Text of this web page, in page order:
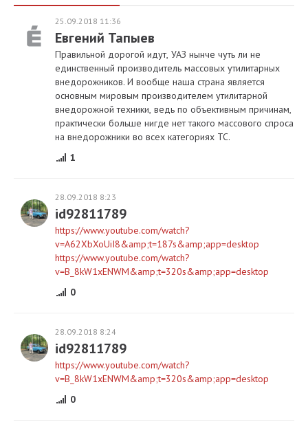
25.09.2018 11:36
Евгений Тапыев
Правильной дорогой идут, УАЗ нынче чуть ли не
единственный производитель массовых утилитарных
внедорожников. И вообще наша страна является
основным мировым производителем утилитарной
внедорожной техники, ведь по объективным причинам,
практически больше нигде нет такого массового спроса
на внедорожники во всех категориях ТС.
1
28.09.2018 8:23
id92811789
https://www.youtube.com/watch?
v=A62XbXoUiI8&amp;t=187s&amp;app=desktop
https://www.youtube.com/watch?
v=B_8kW1xENWM&amp;t=320s&amp;app=desktop
0
28.09.2018 8:24
id92811789
https://www.youtube.com/watch?
v=B_8kW1xENWM&amp;t=320s&amp;app=desktop
0